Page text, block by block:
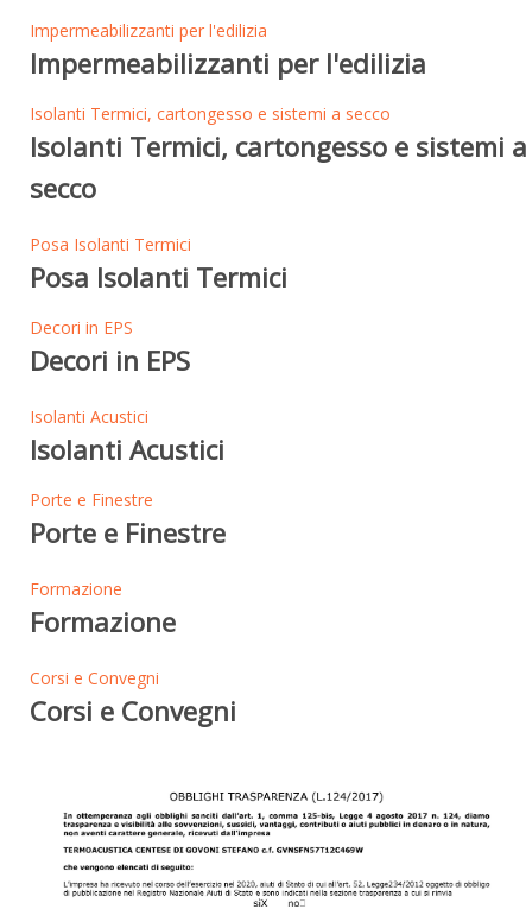
Impermeabilizzanti per l'edilizia
Impermeabilizzanti per l'edilizia
Isolanti Termici, cartongesso e sistemi a secco
Isolanti Termici, cartongesso e sistemi a
secco
Posa Isolanti Termici
Posa Isolanti Termici
Decori in EPS
Decori in EPS
Isolanti Acustici
Isolanti Acustici
Porte e Finestre
Porte e Finestre
Formazione
Formazione
Corsi e Convegni
Corsi e Convegni